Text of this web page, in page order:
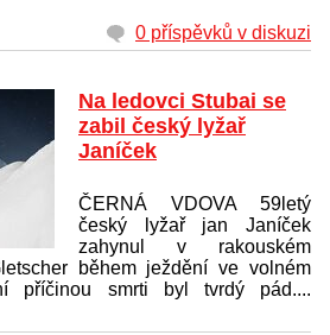
0 příspěvků v diskuzi
Na ledovci Stubai se
zabil český lyžař
Janíček
ČERNÁ VDOVA 59letý
český lyžař jan Janíček
zahynul v rakouském
během ježdění ve volném
příčinou smrti byl tvrdý pád....